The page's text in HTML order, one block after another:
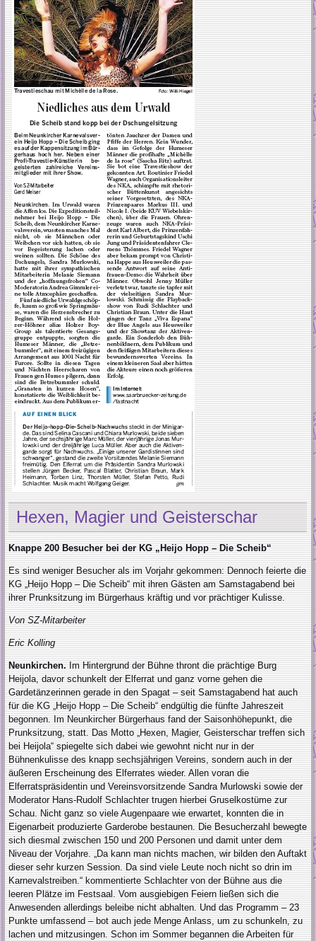
Hexen, Magier und Geisterschar
Knappe 200 Besucher bei der KG „Heijo Hopp – Die Scheib“
Es sind weniger Besucher als im Vorjahr gekommen: Dennoch feierte die
KG „Heijo Hopp – Die Scheib“ mit ihren Gästen am Samstagabend bei
ihrer Prunksitzung im Bürgerhaus kräftig und vor prächtiger Kulisse.
Von SZ-Mitarbeiter
Eric Kolling
Neunkirchen. Im Hintergrund der Bühne thront die prächtige Burg
Heijola, davor schunkelt der Elferrat und ganz vorne gehen die
Gardetänzerinnen gerade in den Spagat – seit Samstagabend hat auch
für die KG „Heijo Hopp – Die Scheib“ endgültig die fünfte Jahreszeit
begonnen. Im Neunkircher Bürgerhaus fand der Saisonhöhepunkt, die
Prunksitzung, statt. Das Motto „Hexen, Magier, Geisterschar treffen sich
bei Heijola“ spiegelte sich dabei wie gewohnt nicht nur in der
Bühnenkulisse des knapp sechsjährigen Vereins, sondern auch in der
äußeren Erscheinung des Elferrates wieder. Allen voran die
Elferratspräsidentin und Vereinsvorsitzende Sandra Murlowski sowie der
Moderator Hans-Rudolf Schlachter trugen hierbei Gruselkostüme zur
Schau. Nicht ganz so viele Augenpaare wie erwartet, konnten die in
Eigenarbeit produzierte Garderobe bestaunen. Die Besucherzahl bewegte
sich diesmal zwischen 150 und 200 Personen und damit unter dem
Niveau der Vorjahre. „Da kann man nichts machen, wir bilden den Auftakt
dieser sehr kurzen Session. Da sind viele Leute noch nicht so drin im
Karnevalstreiben.“ kommentierte Schlachter von der Bühne aus die
leeren Plätze im Festsaal. Vom ausgiebigen Feiern ließen sich die
Anwesenden allerdings beleibe nicht abhalten. Und das Programm – 23
Punkte umfassend – bot auch jede Menge Anlass, um zu schunkeln, zu
lachen und mitzusingen. Schon im Sommer begannen die Arbeiten für